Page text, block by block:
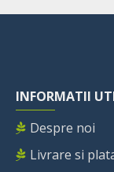
INFORMATII
Despre noi
Livrare si